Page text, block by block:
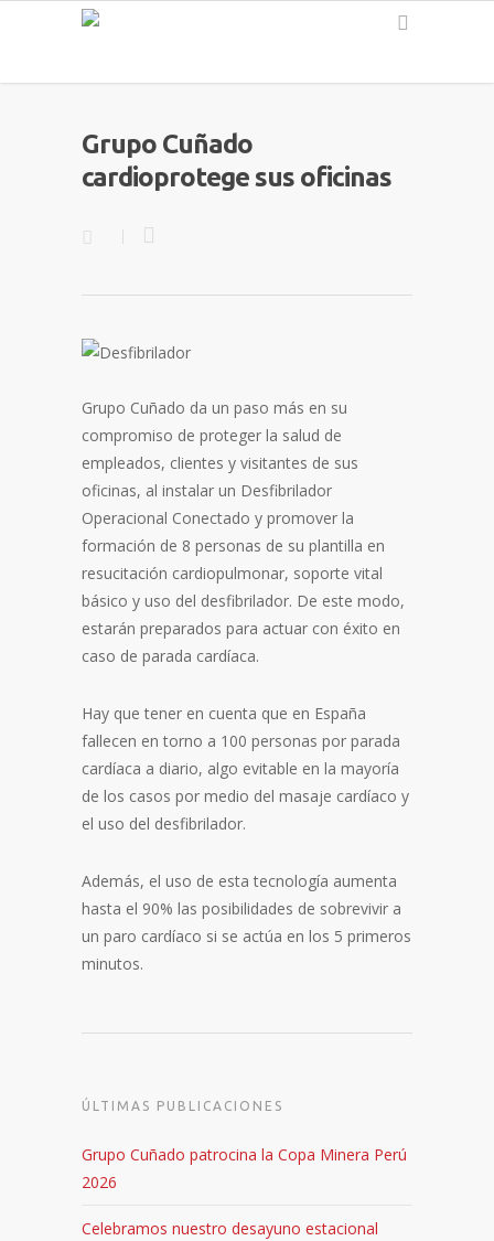
Grupo Cuñado
cardioprotege sus oficinas
Grupo Cuñado da un paso más en su
compromiso de proteger la salud de
empleados, clientes y visitantes de sus
oficinas, al instalar un Desfibrilador
Operacional Conectado y promover la
formación de 8 personas de su plantilla en
resucitación cardiopulmonar, soporte vital
básico y uso del desfibrilador. De este modo,
estarán preparados para actuar con éxito en
caso de parada cardíaca.
Hay que tener en cuenta que en España
fallecen en torno a 100 personas por parada
cardíaca a diario, algo evitable en la mayoría
de los casos por medio del masaje cardíaco y
el uso del desfibrilador.
Además, el uso de esta tecnología aumenta
hasta el 90% las posibilidades de sobrevivir a
un paro cardíaco si se actúa en los 5 primeros
minutos.
ÚLTIMAS PUBLICACIONES
Grupo Cuñado patrocina la Copa Minera Perú
2026
Celebramos nuestro desayuno estacional